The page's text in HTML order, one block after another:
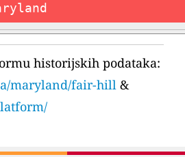
historijskih podataka:
maryland/fair-hill &